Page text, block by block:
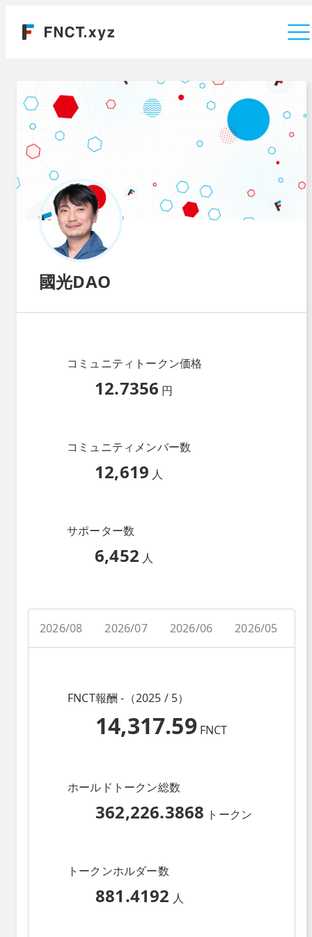
國光DAO
コミュニティトークン価格
12.7356 円
コミュニティメンバー数
12,619 人
サポーター数
6,452 人
2026/08 2026/07 2026/06 2026/05
FNCT報酬 -（2025 / 5）
14,317.59 FNCT
ホールドトークン総数
362,226.3868 トークン
トークンホルダー数
881.4192 人